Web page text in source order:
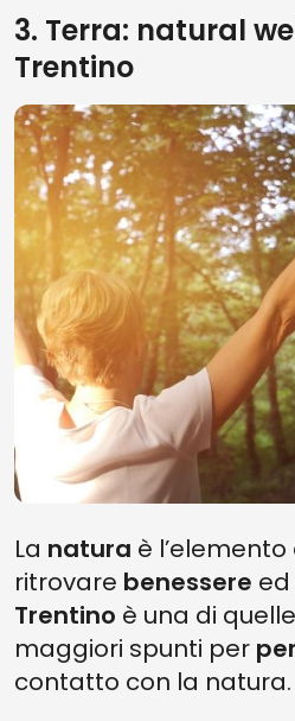
3. Terra: natural
Trentino
La natura è
ritrovare benessere ed
Trentino è una di
maggiori spunti per
contatto con la natura.